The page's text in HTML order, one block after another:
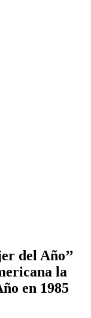
del Año’’
la
en 1985